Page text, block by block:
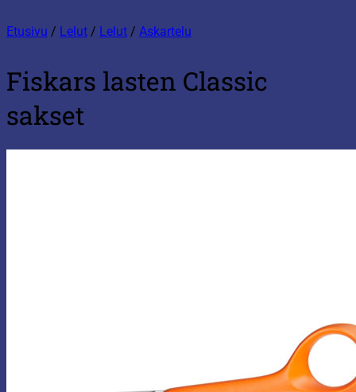
Etusivu / Lelut / Lelut / Askartelu
Fiskars lasten Classic
sakset